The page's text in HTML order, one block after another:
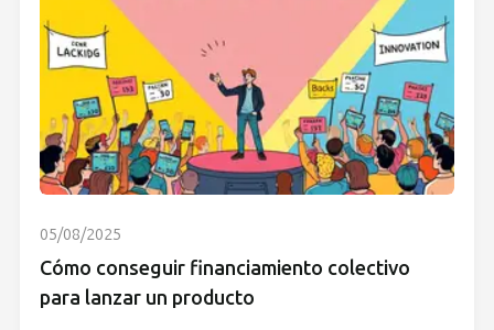
05/08/2025
Cómo conseguir financiamiento colectivo
para lanzar un producto